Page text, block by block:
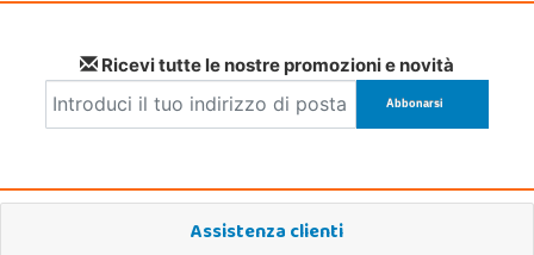
Ricevi tutte le nostre promozioni e novità
Assistenza clienti